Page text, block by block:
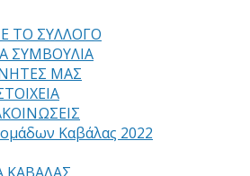
ΤΟ ΣΥΛΛΟΓΟ
ΣΥΜΒΟΥΛΙΑ
ΜΑΣ
Καβάλας 2022